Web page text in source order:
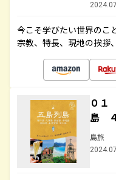
今こそ学びたい世界のこ
宗教、特長、現地の挨拶
０
島
島旅